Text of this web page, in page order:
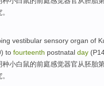
vestibular sensory organ of
to fourteenth postnatal day (
种小白鼠的前庭感觉器官从胚胎